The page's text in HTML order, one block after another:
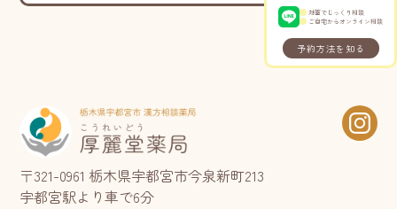
対面でじっくり相談
ご自宅からオンライン相談
予約方法を知る
〒321-0961 栃木県宇都宮市今泉新町213
宇都宮駅より車で6分